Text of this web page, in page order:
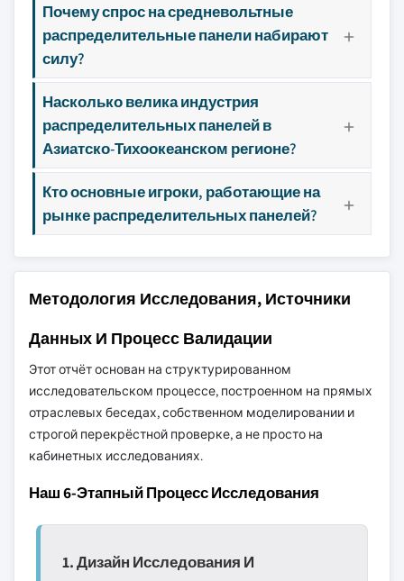
Почему спрос на средневольтные
распределительные панели набирают
силу?
Насколько велика индустрия
распределительных панелей в
Азиатско-Тихоокеанском регионе?
Кто основные игроки, работающие на
рынке распределительных панелей?
Методология Исследования, Источники
Данных И Процесс Валидации
Этот отчёт основан на структурированном
исследовательском процессе, построенном на прямых
отраслевых беседах, собственном моделировании и
строгой перекрёстной проверке, а не просто на
кабинетных исследованиях.
Наш 6-Этапный Процесс Исследования
1. Дизайн Исследования И